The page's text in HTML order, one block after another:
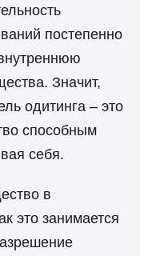
постепенно
Значит,
одитинга – это
способным
себя.
в
это занимается